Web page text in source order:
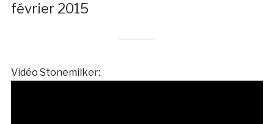
février 2015
Vidéo Stonemilker: